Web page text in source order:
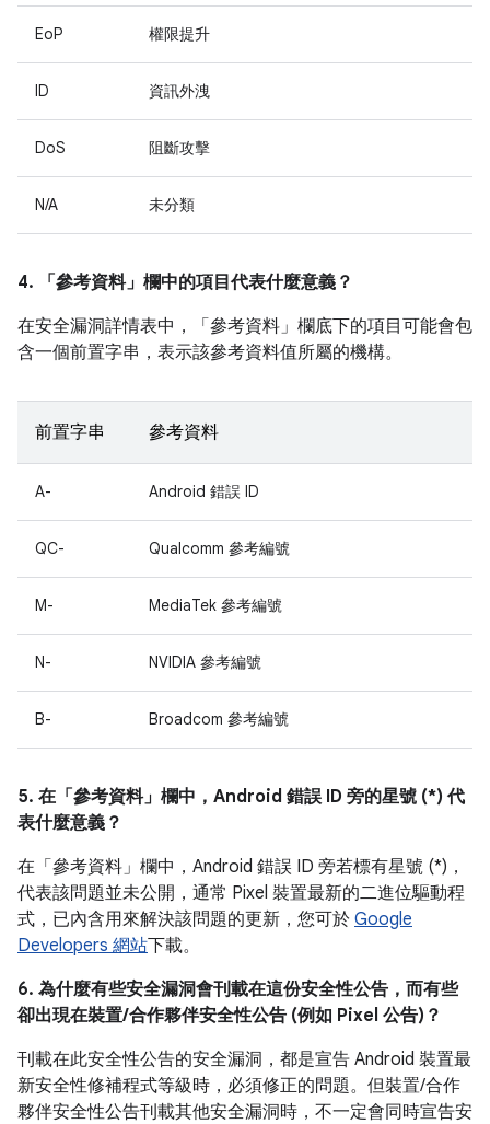
EoP 權限提升
ID 資訊外洩
DoS 阻斷攻擊
N/A 未分類
4. 「參考資料」 欄中的項目代表什麼意義？
在安全漏洞詳情表中，「參考資料」 欄底下的項目可能會包
含一個前置字串，表示該參考資料值所屬的機構。
前置字串 參考資料
A- Android 錯誤 ID
QC- Qualcomm 參考編號
M- MediaTek 參考編號
N- NVIDIA 參考編號
B- Broadcom 參考編號
5. 在「參考資料」 欄中，Android 錯誤 ID 旁的星號 (*) 代
表什麼意義？
在「參考資料」 欄中，Android 錯誤 ID 旁若標有星號 (*)，
代表該問題並未公開，通常 Pixel 裝置最新的二進位驅動程
式，已內含用來解決該問題的更新，您可於 Google
Developers 網站下載。
6. 為什麼有些安全漏洞會刊載在這份安全性公告，而有些
卻出現在裝置/合作夥伴安全性公告 (例如 Pixel 公告)？
刊載在此安全性公告的安全漏洞，都是宣告 Android 裝置最
新安全性修補程式等級時，必須修正的問題。但裝置/合作
夥伴安全性公告刊載其他安全漏洞時，不一定會同時宣告安